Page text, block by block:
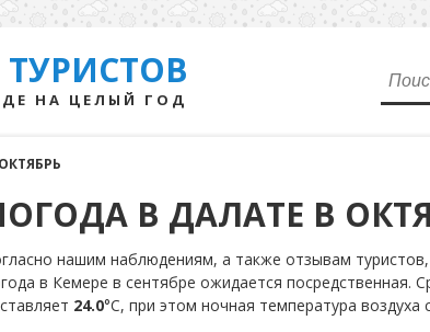
НА ЦЕЛЫЙ ГОД
ОКТЯБРЬ
В ДАЛАТЕ В
нашим наблюдениям, а также отзывам
в Кемере в сентябре ожидается посредственная.
24.0°С, при этом ночная температура воздуха